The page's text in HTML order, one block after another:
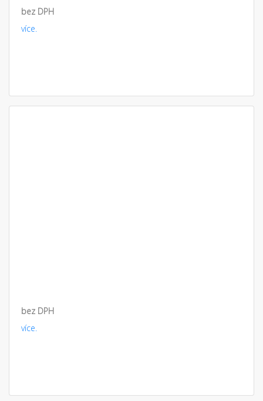
bez DPH
více.
bez DPH
více.